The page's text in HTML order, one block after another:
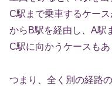
C駅まで乗車するケー
からB駅を経由し、A駅
C駅に向かうケースもあ
つまり、全く別の経路